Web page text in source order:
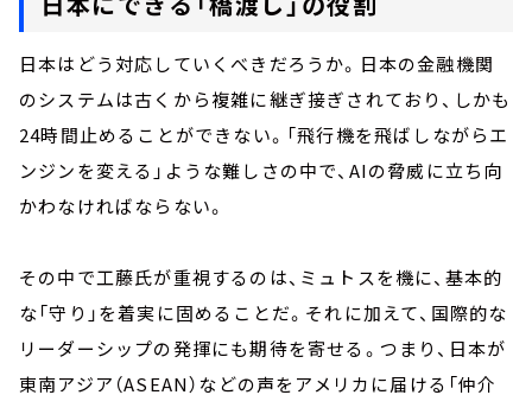
日本はどう対応していくべきだろうか。日本の金融機関
のシステムは古くから複雑に継ぎ接ぎされており、しかも
24時間止めることができない。「飛行機を飛ばしながらエ
ンジンを変える」ような難しさの中で、AIの脅威に立ち向
かわなければならない。
その中で工藤氏が重視するのは、ミュトスを機に、基本的
な「守り」を着実に固めることだ。それに加えて、国際的な
リーダーシップの発揮にも期待を寄せる。つまり、日本が
東南アジア（ASEAN）などの声をアメリカに届ける「仲介